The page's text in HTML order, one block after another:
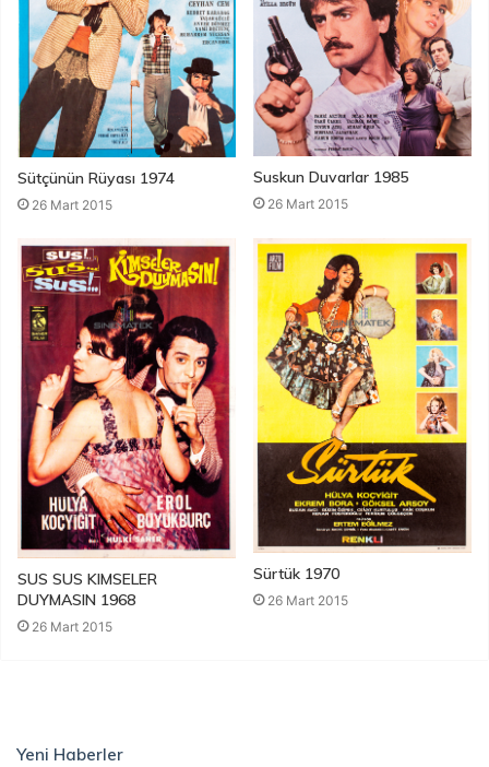
Sütçünün Rüyası 1974
26 Mart 2015
Suskun Duvarlar 1985
26 Mart 2015
SUS SUS KIMSELER
DUYMASIN 1968
26 Mart 2015
Sürtük 1970
26 Mart 2015
Yeni Haberler